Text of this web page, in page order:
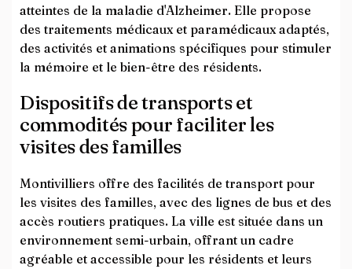
atteintes de la maladie d'Alzheimer. Elle propose
des traitements médicaux et paramédicaux adaptés,
des activités et animations spécifiques pour stimuler
la mémoire et le bien-être des résidents.
Dispositifs de transports et
commodités pour faciliter les
visites des familles
Montivilliers offre des facilités de transport pour
les visites des familles, avec des lignes de bus et des
accès routiers pratiques. La ville est située dans un
environnement semi-urbain, offrant un cadre
agréable et accessible pour les résidents et leurs